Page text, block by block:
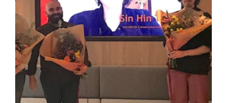
Semaine de la Musique belge, suite et fin avec le ...